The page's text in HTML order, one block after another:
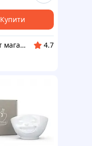
Купити
Інтернет магазин "Grifons"
4.7